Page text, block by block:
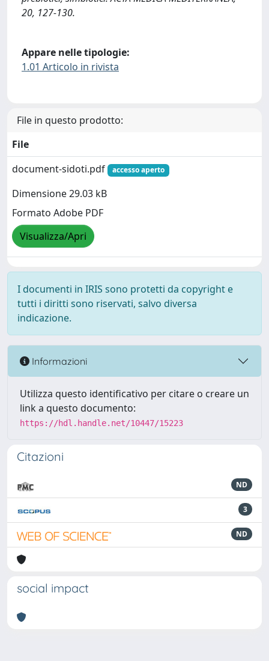
20, 127-130.
Appare nelle tipologie:
1.01 Articolo in rivista
File in questo prodotto:
File
document-sidoti.pdf
accesso aperto
Dimensione 29.03 kB
Formato Adobe PDF
Visualizza/Apri
I documenti in IRIS sono protetti da copyright e
tutti i diritti sono riservati, salvo diversa
indicazione.
Informazioni
Utilizza questo identificativo per citare o creare un
link a questo documento:
https://hdl.handle.net/10447/15223
Citazioni
ND
3
ND
social impact